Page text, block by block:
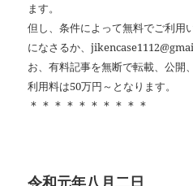
ます。
但し、条件によって無料でご利用
になさるか、
お、有料記事を無断で転載、公開
利用料は50万円～となります。
＊＊＊＊＊＊＊＊＊＊